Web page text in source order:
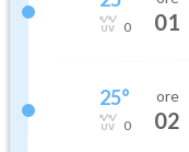
0 01
25°
0
ore
02